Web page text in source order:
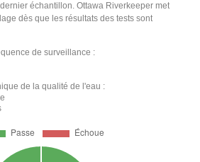
échantillon. Ottawa Riverkeeper met
dès que les résultats des tests sont
de surveillance :
de la qualité de l'eau :